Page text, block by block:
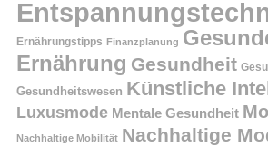
Ernährungstipps Finanzplanung
Ernährung Gesundheit
Gesundheitswesen Künstliche
Luxusmode Mentale Gesundheit
Nachhaltige Mobilität Nachhaltige